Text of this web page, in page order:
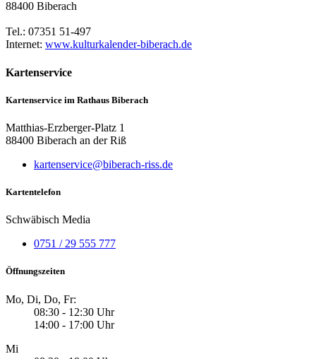
88400 Biberach
Tel.: 07351 51-497
Internet: www.kulturkalender-biberach.de
Kartenservice
Kartenservice im Rathaus Biberach
Matthias-Erzberger-Platz 1
88400 Biberach an der Riß
kartenservice@biberach-riss.de
Kartentelefon
Schwäbisch Media
0751 / 29 555 777
Öffnungszeiten
Mo, Di, Do, Fr:
08:30 - 12:30 Uhr
14:00 - 17:00 Uhr
Mi